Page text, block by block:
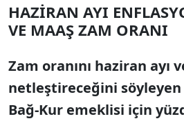
HAZİRAN AYI
VE MAAŞ ZAM ORANI
Zam oranını haziran ayı
netleştireceğini söyleyen
Bağ-Kur emeklisi için